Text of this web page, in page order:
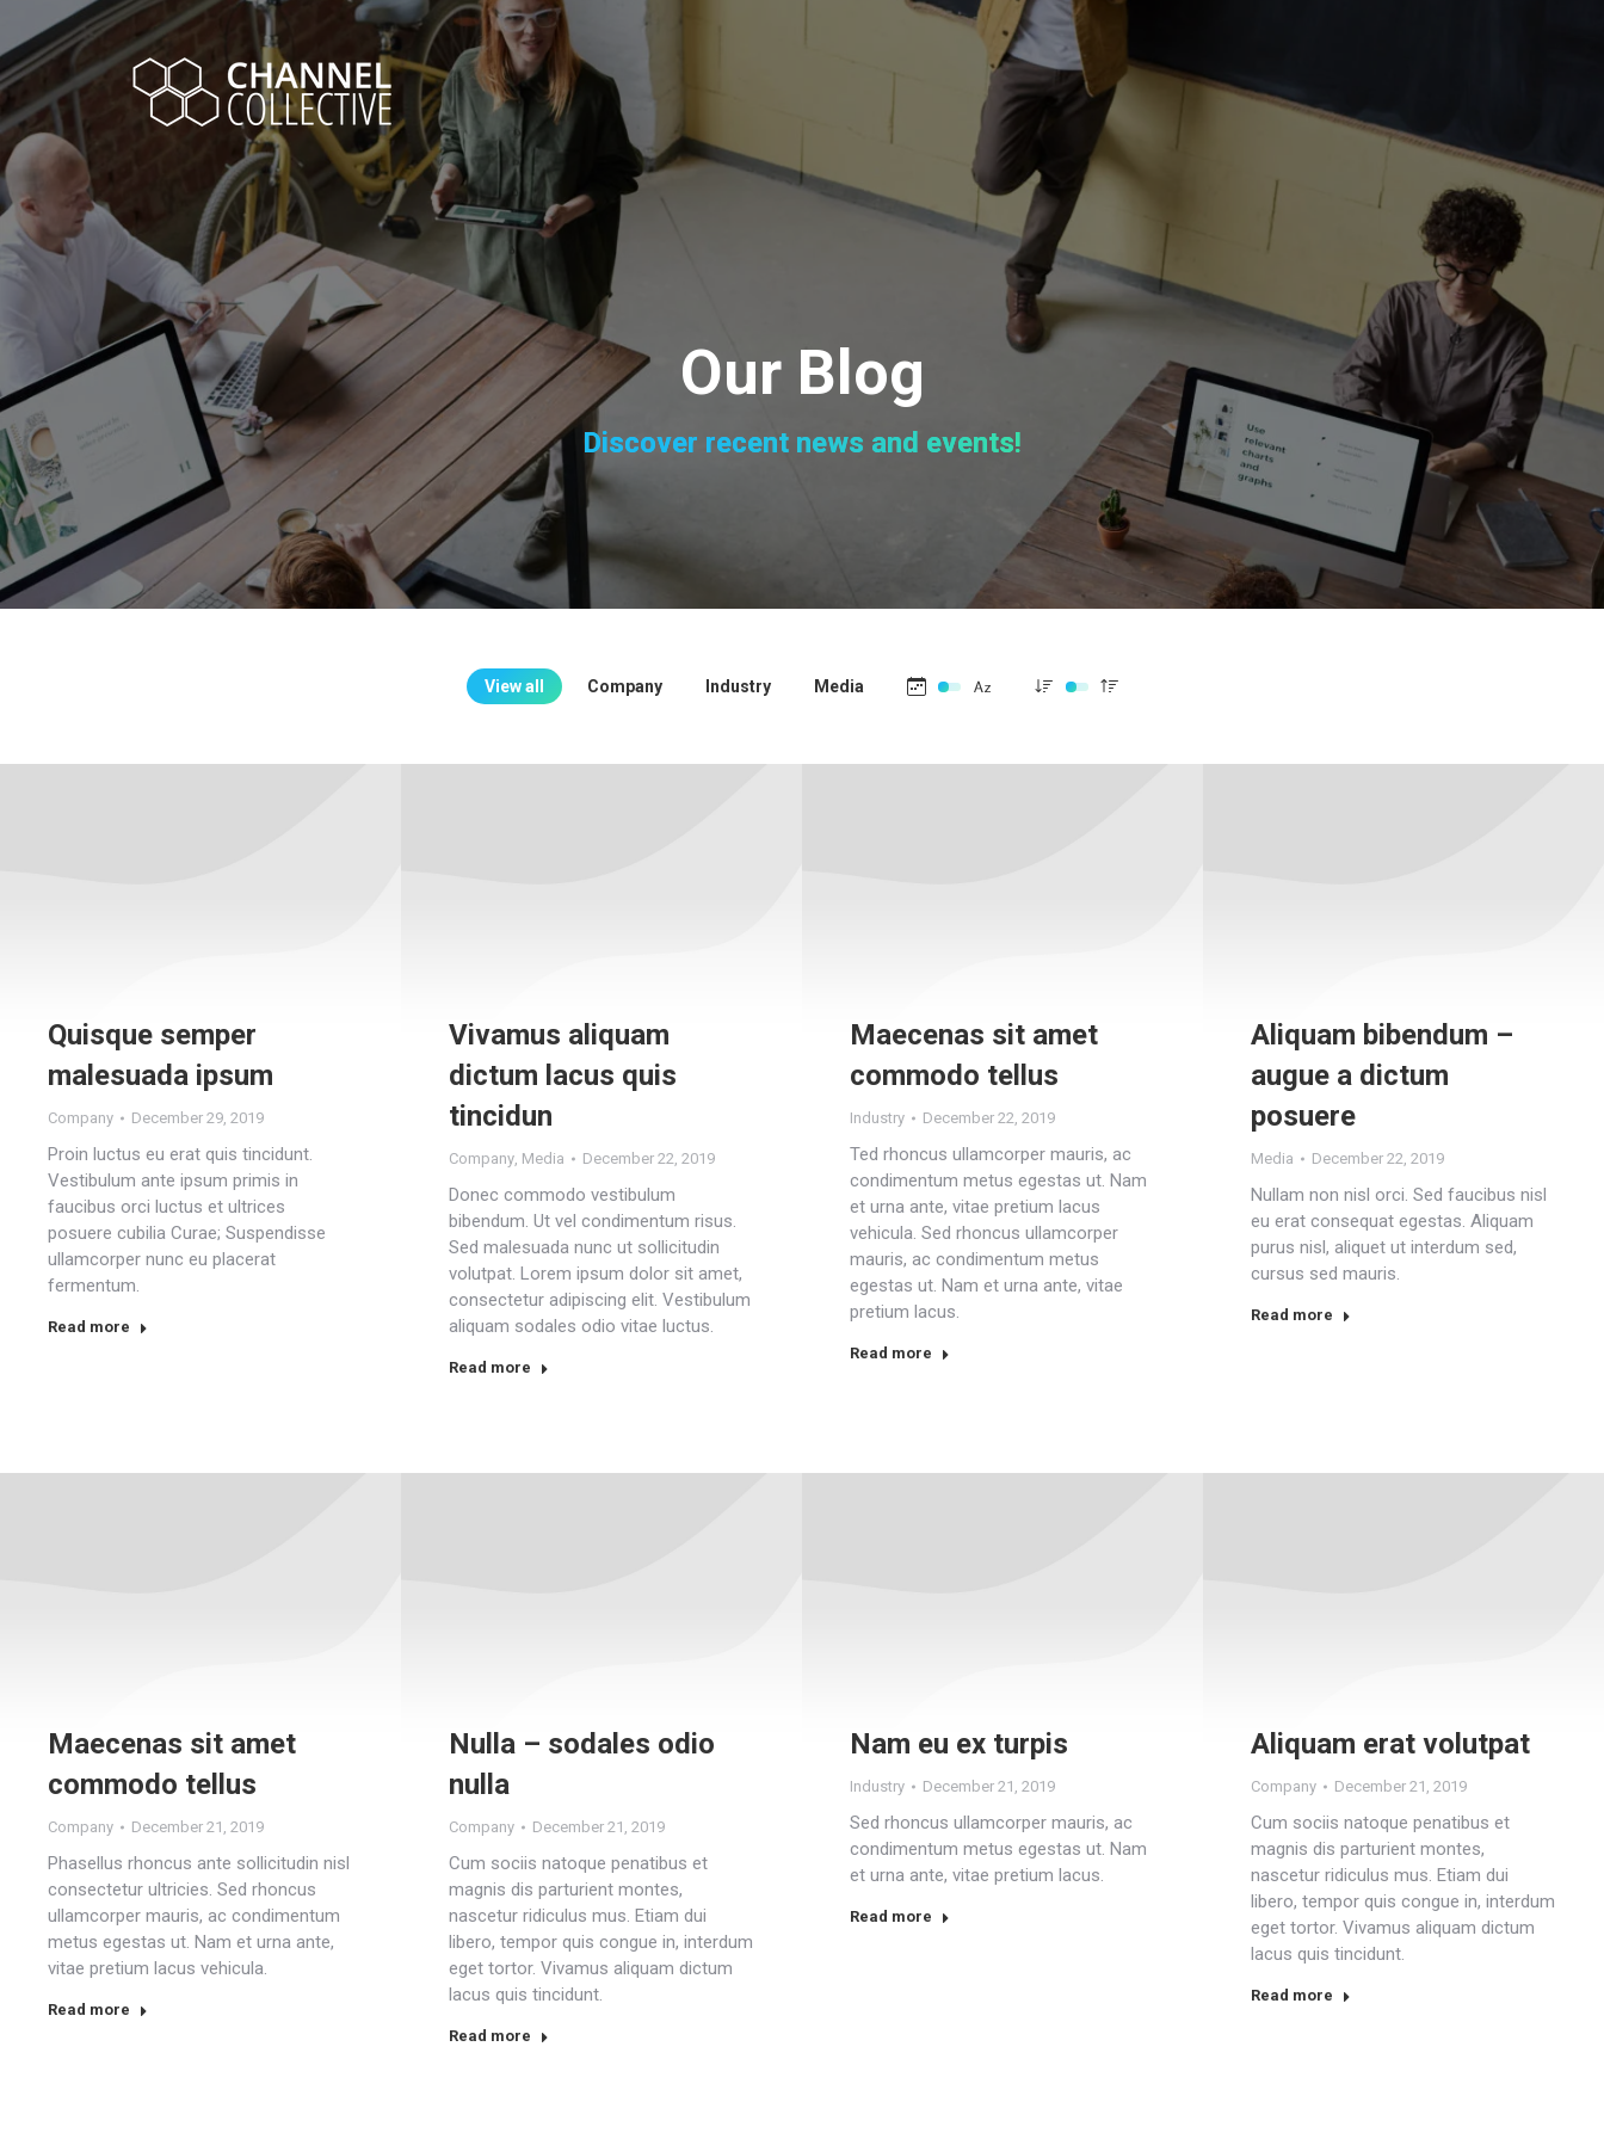
Our Blog
Discover recent news and events!
View all Company Industry Media
Quisque semper
malesuada ipsum
Company December 29, 2019
Proin luctus eu erat quis tincidunt.
Vestibulum ante ipsum primis in
faucibus orci luctus et ultrices
posuere cubilia Curae; Suspendisse
ullamcorper nunc eu placerat
fermentum.
Read more
Vivamus aliquam
dictum lacus quis
tincidun
Company, Media December 22, 2019
Donec commodo vestibulum
bibendum. Ut vel condimentum risus.
Sed malesuada nunc ut sollicitudin
volutpat. Lorem ipsum dolor sit amet,
consectetur adipiscing elit. Vestibulum
aliquam sodales odio vitae luctus.
Read more
Maecenas sit amet
commodo tellus
Industry December 22, 2019
Ted rhoncus ullamcorper mauris, ac
condimentum metus egestas ut. Nam
et urna ante, vitae pretium lacus
vehicula. Sed rhoncus ullamcorper
mauris, ac condimentum metus
egestas ut. Nam et urna ante, vitae
pretium lacus.
Read more
Aliquam bibendum –
augue a dictum
posuere
Media December 22, 2019
Nullam non nisl orci. Sed faucibus nisl
eu erat consequat egestas. Aliquam
purus nisl, aliquet ut interdum sed,
cursus sed mauris.
Read more
Maecenas sit amet
commodo tellus
Company December 21, 2019
Phasellus rhoncus ante sollicitudin nisl
consectetur ultricies. Sed rhoncus
ullamcorper mauris, ac condimentum
metus egestas ut. Nam et urna ante,
vitae pretium lacus vehicula.
Read more
Nulla – sodales odio
nulla
Company December 21, 2019
Cum sociis natoque penatibus et
magnis dis parturient montes,
nascetur ridiculus mus. Etiam dui
libero, tempor quis congue in, interdum
eget tortor. Vivamus aliquam dictum
lacus quis tincidunt.
Read more
Nam eu ex turpis
Industry December 21, 2019
Sed rhoncus ullamcorper mauris, ac
condimentum metus egestas ut. Nam
et urna ante, vitae pretium lacus.
Read more
Aliquam erat volutpat
Company December 21, 2019
Cum sociis natoque penatibus et
magnis dis parturient montes,
nascetur ridiculus mus. Etiam dui
libero, tempor quis congue in, interdum
eget tortor. Vivamus aliquam dictum
lacus quis tincidunt.
Read more